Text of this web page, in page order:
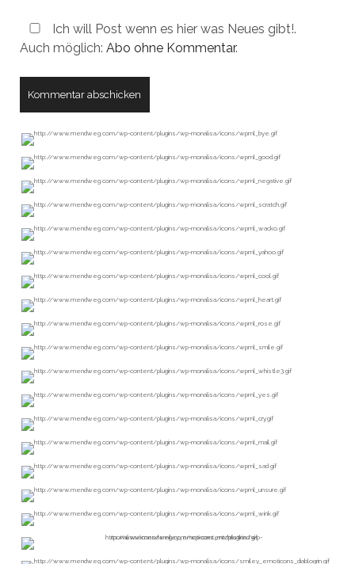
Ich will Post wenn es hier was Neues gibt!.
Auch möglich: Abo ohne Kommentar.